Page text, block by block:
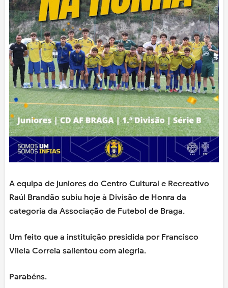
A equipa de juniores do Centro Cultural e Recreativo
Raúl Brandão subiu hoje à Divisão de Honra da
categoria da Associação de Futebol de Braga.
Um feito que a instituição presidida por Francisco
Vilela Correia salientou com alegria.
Parabéns.